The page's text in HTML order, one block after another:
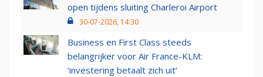
open tijdens sluiting Charleroi Airport
30-07-2026, 14:30
Business en First Class steeds
belangrijker voor Air France-KLM:
‘investering betaalt zich uit’